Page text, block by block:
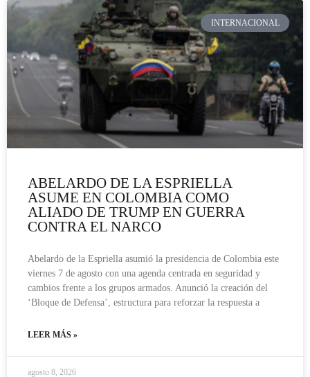
INTERNACIONAL
ABELARDO DE LA ESPRIELLA
ASUME EN COLOMBIA COMO
ALIADO DE TRUMP EN GUERRA
CONTRA EL NARCO
Abelardo de la Espriella asumió la presidencia de Colombia este
viernes 7 de agosto con una agenda centrada en seguridad y
cambios frente a los grupos armados. Anunció la creación del
‘Bloque de Defensa’, estructura para reforzar la respuesta a
LEER MÁS »
agosto 8, 2026